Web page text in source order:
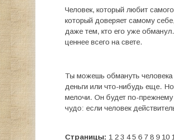
Человек, который любит
который доверяет самому
даже тем, кто его уже
ценнее всего на свете.
Ты можешь обмануть
деньги или что-нибудь еще. Но
мелочи. Он будет по-
чудо: если человек
Страницы: 1 2 3 4 5 6 7 8 9 10